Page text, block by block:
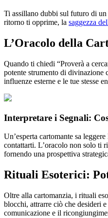
Ti assillano dubbi sul futuro di un
ritorno ti opprime, la saggezza
L’Oracolo della
Quando ti chiedi “Proverà a
potente strumento di divinazione
influenze esterne e le tue stesse
Interpretare i Segnali:
Un’esperta cartomante sa
contattarti. L’oracolo non solo ti
fornendo una prospettiva
Rituali Esoterici:
Oltre alla cartomanzia, i rituali
blocchi, attrarre ciò che desideri
comunicazione e il